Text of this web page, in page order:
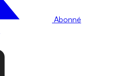
Abonné